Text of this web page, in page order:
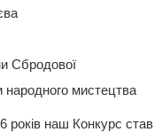
Сбродової
народного мистецтва
наш Конкурс став